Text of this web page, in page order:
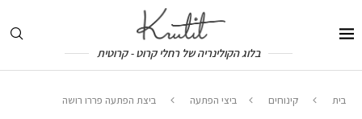
בלוג הקולינריה של רחלי קרוט - קרוטית
בית קינוחים ביצי הפתעה ביצת הפתעה פררו רושה